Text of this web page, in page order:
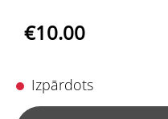
€10.00
Izpārdots